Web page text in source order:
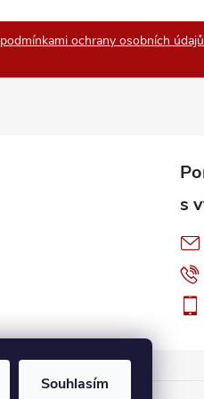
Souhlasím
podmínkami ochrany osobních údajů